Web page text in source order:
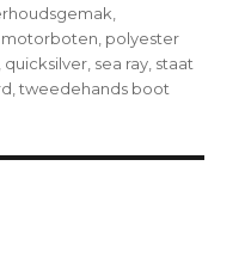
polyester
quicksilver sea ray staat
,tweedehands boot